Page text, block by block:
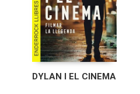
DYLAN I EL CINEMA